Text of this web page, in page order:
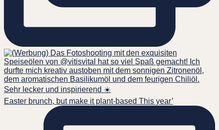
Easter brunch, but make it plant-based This year’